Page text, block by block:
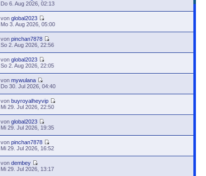
Do 6. Aug 2026, 02:13
vonglobal2023
Mo 3. Aug 2026, 05:00
vonpinchan7878
So 2. Aug 2026, 22:56
vonglobal2023
So 2. Aug 2026, 22:05
vonmywulana
Do 30. Jul 2026, 04:40
vonbuyroyalheyvip
Mi 29. Jul 2026, 22:50
vonglobal2023
Mi 29. Jul 2026, 19:35
vonpinchan7878
Mi 29. Jul 2026, 16:52
vondembey
Mi 29. Jul 2026, 13:17